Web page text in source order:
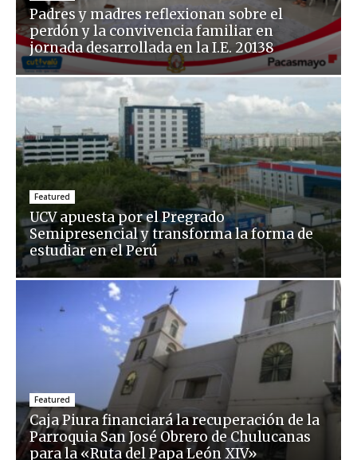
Padres y madres reflexionan sobre el
perdón y la convivencia familiar en
jornada desarrollada en la I.E. 20138
Featured
UCV apuesta por el Pregrado
Semipresencial y transforma la forma de
estudiar en el Perú
Featured
Caja Piura financiará la recuperación de la
Parroquia San José Obrero de Chulucanas
para la «Ruta del Papa León XIV»